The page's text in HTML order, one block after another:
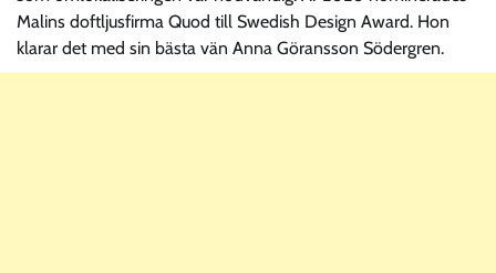
Malins doftljusfirma Quod till Swedish Design Award. Hon
klarar det med sin bästa vän Anna Göransson Södergren.